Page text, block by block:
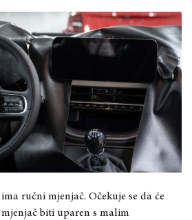
ručni mjenjač. Očekuje se da će
biti uparen s malim